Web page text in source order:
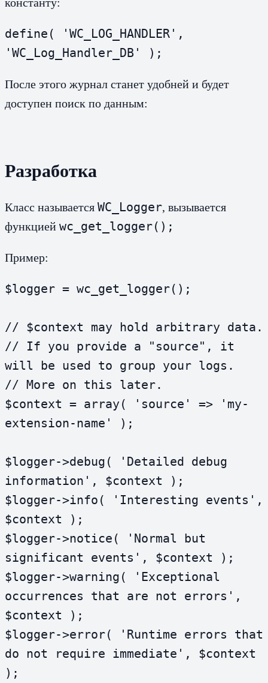
define( 'WC_LOG_HANDLER',
'WC_Log_Handler_DB' );
После этого журнал станет удобней и будет
доступен поиск по данным:
Разработка
Класс называется WC_Logger, вызывается
функцией wc_get_logger();
Пример:
$logger = wc_get_logger();
// $context may hold arbitrary data.
// If you provide a "source", it
will be used to group your logs.
// More on this later.
$context = array( 'source' => 'my-
extension-name' );
$logger->debug( 'Detailed debug
information', $context );
$logger->info( 'Interesting events',
$context );
$logger->notice( 'Normal but
significant events', $context );
$logger->warning( 'Exceptional
occurrences that are not errors',
$context );
$logger->error( 'Runtime errors that
do not require immediate', $context
);